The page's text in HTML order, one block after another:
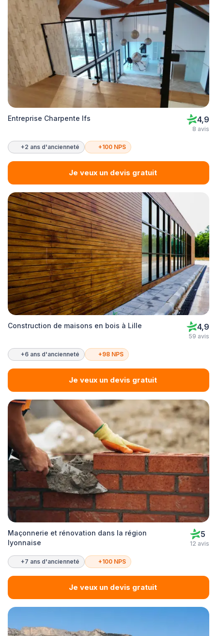
Entreprise Charpente Ifs 4,9
8 avis
+2 ans d'ancienneté +100 NPS
Je veux un devis gratuit
Construction de maisons en bois à Lille 4,9
59 avis
+6 ans d'ancienneté +98 NPS
Je veux un devis gratuit
Maçonnerie et rénovation dans la région
lyonnaise
5
12 avis
+7 ans d'ancienneté +100 NPS
Je veux un devis gratuit